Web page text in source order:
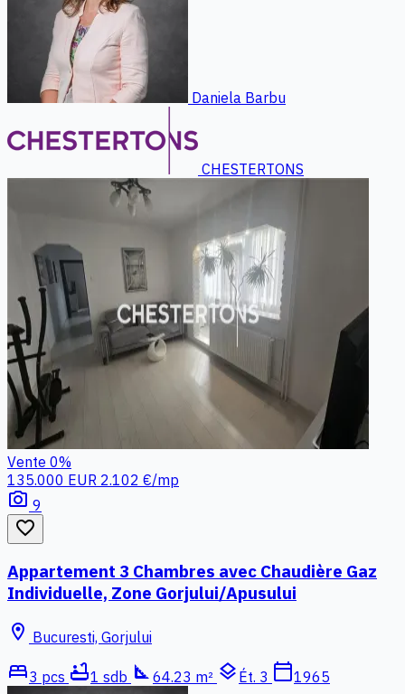
Daniela Barbu
CHESTERTONS
Vente 0%
135.000 EUR 2.102 €/mp
photo_camera 9
favorite_border
Appartement 3 Chambres avec Chaudière Gaz
Individuelle, Zone Gorjului/Apusului
location_on Bucuresti, Gorjului
bed3 pcs bathtub1 sdb square_foot 64.23 m² layers Ét. 3 calendar_today1965